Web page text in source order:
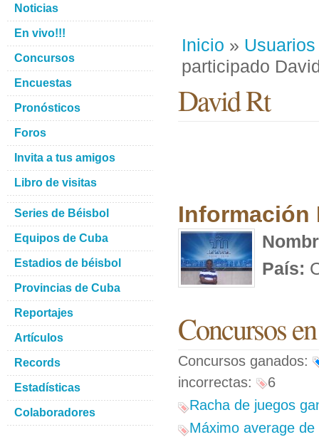
Inicio » Usuarios
participado
David Rt
Información
País:
Concursos
Concursos ganados:
incorrectas:
6
Racha de juegos
Máximo average
Noticias
En vivo!!!
Concursos
Encuestas
Pronósticos
Foros
Invita a tus amigos
Libro de visitas
Series de Béisbol
Equipos de Cuba
Estadios de béisbol
Provincias de Cuba
Reportajes
Artículos
Records
Estadísticas
Colaboradores